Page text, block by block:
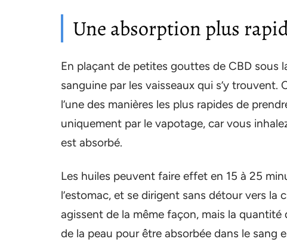
Une absorption plus
En plaçant de petites gouttes de CBD sous
sanguine par les vaisseaux qui s’y
l’une des manières les plus rapides de
uniquement par le vapotage, car vous
est absorbé.
Les huiles peuvent faire effet en 15 à 25
l’estomac, et se dirigent sans détour vers
agissent de la même façon, mais la
de la peau pour être absorbée dans le sang